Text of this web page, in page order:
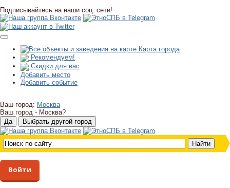
Подписывайтесь на наши соц. сети!
Карта города
Рекомендуем!
Скидки для вас
Добавить место
Добавить событие
Ваш город: Москва
Ваш город - Москва?
Войти